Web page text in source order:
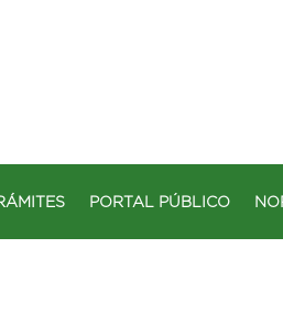
PORTAL PÚBLICO